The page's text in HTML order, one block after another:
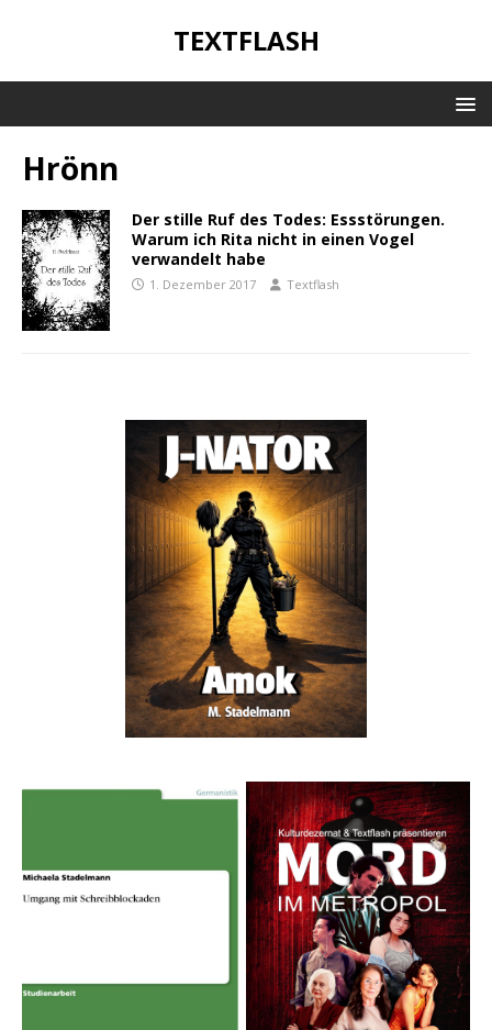
TEXTFLASH
Hrönn
Der stille Ruf des Todes: Essstörungen.
Warum ich Rita nicht in einen Vogel
verwandelt habe
1. Dezember 2017 Textflash